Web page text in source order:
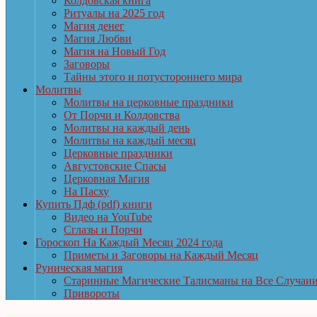
Ритуалы на 2025 год
Магия денег
Магия Любви
Магия на Новый Год
Заговоры
Тайны этого и потустороннего мира
Молитвы
Молитвы на церковные праздники
От Порчи и Колдовства
Молитвы на каждый день
Молитвы на каждый месяц
Церковные праздники
Августовские Спасы
Церковная Магия
На Пасху
Купить Пдф (pdf) книги
Видео на YouTube
Сглазы и Порчи
Гороскоп На Каждый Месяц 2024 года
Приметы и Заговоры на Каждый Месяц
Руническая магия
Старинные Магические Талисманы на Все
Привороты